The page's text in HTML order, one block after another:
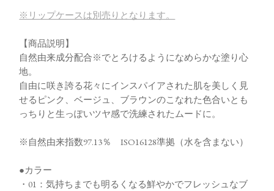
※リップケースは別売りとなります。
【商品説明】
自然由来成分配合※でとろけるようになめらかな塗り心
地。
自由に咲き誇る花々にインスパイアされた肌を美しく見
せるピンク、ベージュ、ブラウンのこなれた色合いとも
っちりと生っぽいツヤ感で洗練されたムードに。
※自然由来指数97.13％ ISO16128準拠（水を含まない）
●カラー
・01：気持ちまでも明るくなる鮮やかでフレッシュなブ